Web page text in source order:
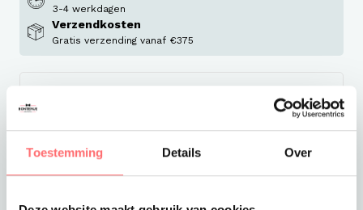
Toestemming Details Over
3-4 werkdagen
Verzendkosten
Gratis verzending vanaf €375